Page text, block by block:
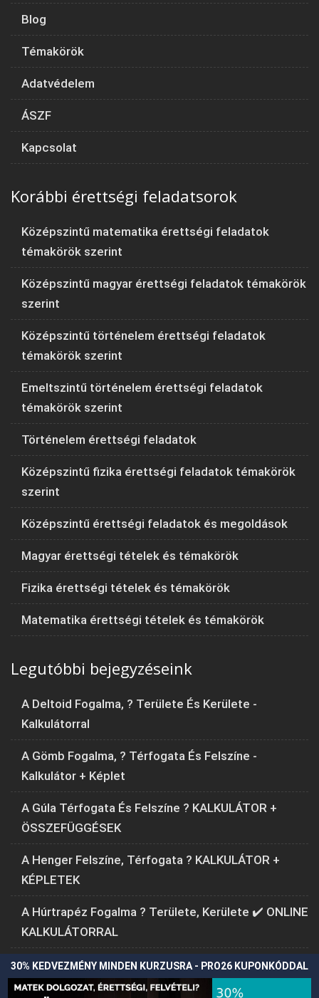
30% KEDVEZMÉNY MINDEN KURZUSRA - PRO26 KUPONKÓDDAL
Blog
Témakörök
Adatvédelem
ÁSZF
Kapcsolat
Korábbi érettségi feladatsorok
Középszintű matematika érettségi feladatok
témakörök szerint
Középszintű magyar érettségi feladatok témakörök
szerint
Középszintű történelem érettségi feladatok
témakörök szerint
Emeltszintű történelem érettségi feladatok
témakörök szerint
Történelem érettségi feladatok
Középszintű fizika érettségi feladatok témakörök
szerint
Középszintű érettségi feladatok és megoldások
Magyar érettségi tételek és témakörök
Fizika érettségi tételek és témakörök
Matematika érettségi tételek és témakörök
Legutóbbi bejegyzéseink
A Deltoid Fogalma, ? Területe És Kerülete -
Kalkulátorral
A Gömb Fogalma, ? Térfogata És Felszíne -
Kalkulátor + Képlet
A Gúla Térfogata És Felszíne ? KALKULÁTOR +
ÖSSZEFÜGGÉSEK
A Henger Felszíne, Térfogata ? KALKULÁTOR +
KÉPLETEK
A Húrtrapéz Fogalma ? Területe, Kerülete ✔️ ONLINE
KALKULÁTORRAL